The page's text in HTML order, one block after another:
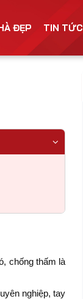
ĐẸP TIN TỨC
chống thấm là
nghiệp, tay